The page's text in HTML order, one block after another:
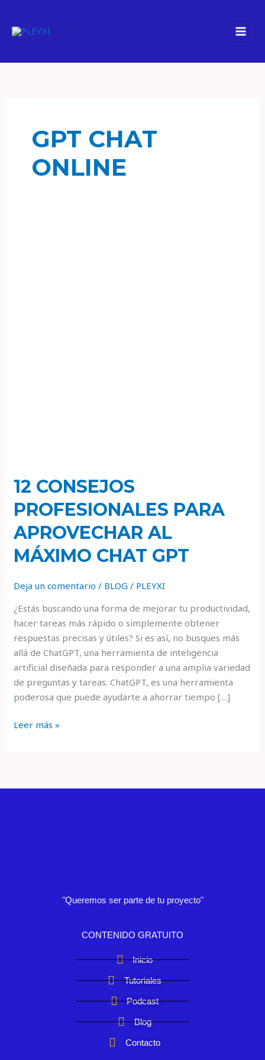
contenido
GPT CHAT
ONLINE
12 CONSEJOS
PROFESIONALES PARA
APROVECHAR AL
MÁXIMO CHAT GPT
Deja un comentario / BLOG / PLEYXI
¿Estás buscando una forma de mejorar tu productividad,
hacer tareas más rápido o simplemente obtener
respuestas precisas y útiles? Si es así, no busques más
allá de ChatGPT, una herramienta de inteligencia
artificial diseñada para responder a una amplia variedad
de preguntas y tareas. ChatGPT, es una herramienta
poderosa que puede ayudarte a ahorrar tiempo […]
Leer más »
"Queremos ser parte de tu proyecto"
CONTENIDO GRATUITO
Inicio
Tutoriales
Podcast
Blog
Contacto